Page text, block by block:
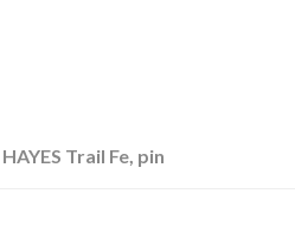
Trail Fe, pin